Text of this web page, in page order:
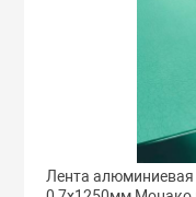
Лента алюминиевая